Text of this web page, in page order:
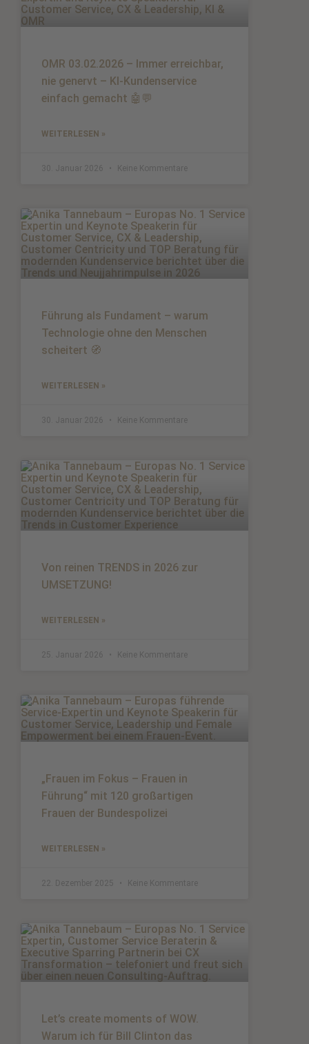
OMR 03.02.2026 – Immer erreichbar,
nie genervt – KI-Kundenservice
einfach gemacht 🤖💬
WEITERLESEN »
30. Januar 2026 Keine Kommentare
Führung als Fundament – warum
Technologie ohne den Menschen
scheitert 🧭
WEITERLESEN »
30. Januar 2026 Keine Kommentare
Von reinen TRENDS in 2026 zur
UMSETZUNG!
WEITERLESEN »
25. Januar 2026 Keine Kommentare
„Frauen im Fokus – Frauen in
Führung“ mit 120 großartigen
Frauen der Bundespolizei
WEITERLESEN »
22. Dezember 2025 Keine Kommentare
Let’s create moments of WOW.
Warum ich für Bill Clinton das